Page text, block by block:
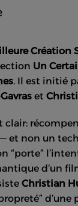
Création
Un
. Il est initié
et
clair:
et non un
“porte”
d’un
Christian
d’une